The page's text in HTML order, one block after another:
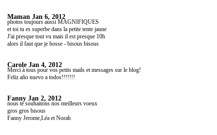
Maman Jan 6, 2012
photos toujours aussi MAGNIFIQUES
et toi tu es superbe dans la petite tente jaune
J'ai presque tout vu mais il est presque 10h
alors il faut que je bosse - bisous bisous
Carole Jan 4, 2012
Merci à tous pour vos petits mails et messages sur le blog!
Feliz año nuevo a todos!!!!!!!
Fanny Jan 2, 2012
nous te souhaitons nos meilleurs voeux
gros gros bisous
Fanny Jerome,Léa et Norah